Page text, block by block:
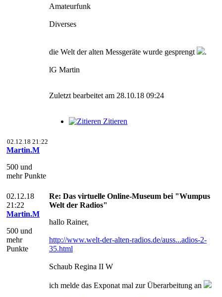
Amateurfunk
Diverses
die Welt der alten Messgeräte wurde gesprengt .
lG Martin
Zuletzt bearbeitet am 28.10.18 09:24
Zitieren
02.12.18 21:22
Martin.M
500 und
mehr Punkte
02.12.18
21:22
Martin.M
500 und
mehr
Punkte
Re: Das virtuelle Online-Museum bei "Wumpus
Welt der Radios"
hallo Rainer,
http://www.welt-der-alten-radios.de/auss...adios-2-
35.html
Schaub Regina II W
ich melde das Exponat mal zur Überarbeitung an